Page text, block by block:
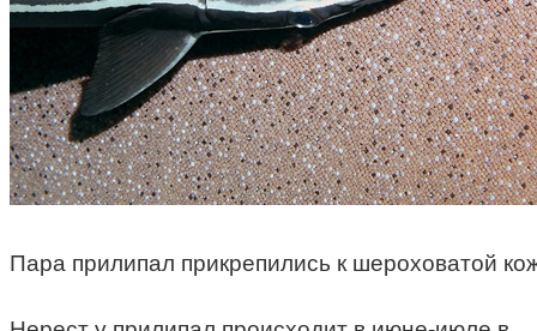
Пара прилипал прикрепились к шероховатой